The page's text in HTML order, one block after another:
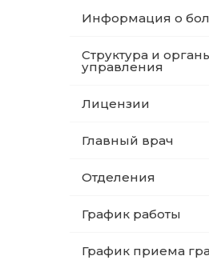
Информация о
Структура и
управления
Лицензии
Главный врач
Отделения
График работы
График приема